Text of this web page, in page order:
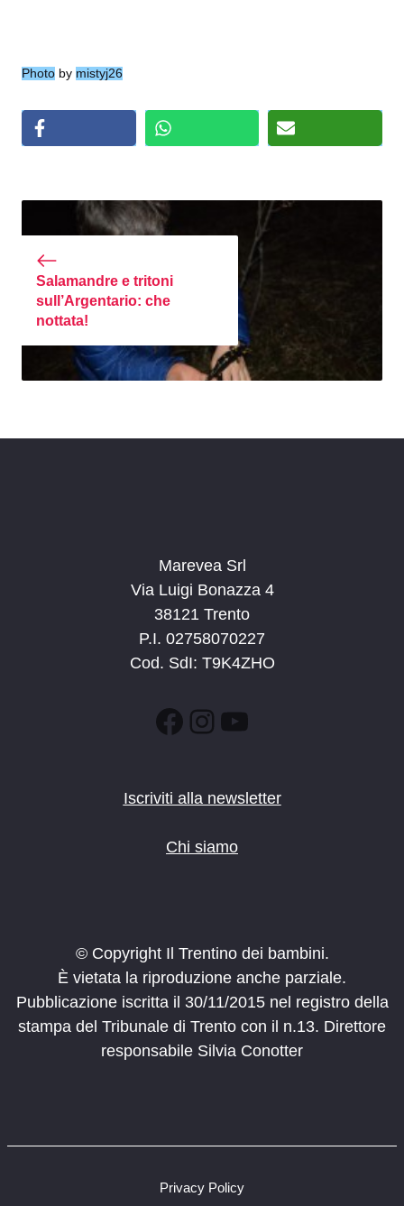
Photo by mistyj26
Salamandre e tritoni
sull’Argentario: che
nottata!
Marevea Srl
Via Luigi Bonazza 4
38121 Trento
P.I. 02758070227
Cod. SdI: T9K4ZHO
Facebook
Instagram
YouTube
Iscriviti alla newsletter
Chi siamo
© Copyright Il Trentino dei bambini.
È vietata la riproduzione anche parziale.
Pubblicazione iscritta il 30/11/2015 nel registro della
stampa del Tribunale di Trento con il n.13. Direttore
responsabile Silvia Conotter
Privacy Policy